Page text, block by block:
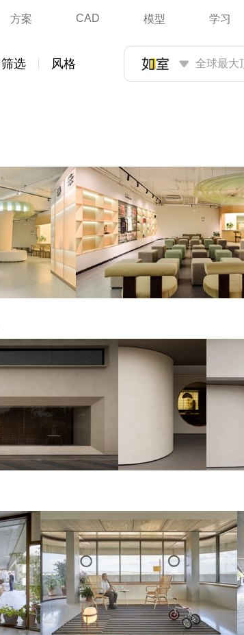
方案 CAD 模型 学习
筛选 风格